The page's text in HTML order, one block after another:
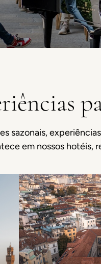
sazonais,
em nossos hotéis,